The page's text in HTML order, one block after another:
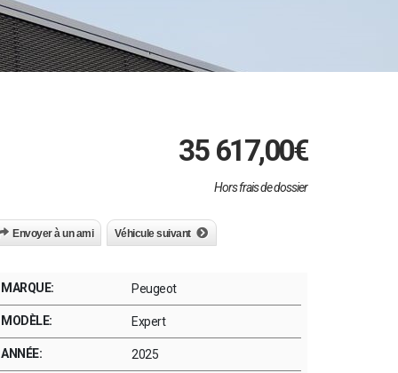
35 617,00€
Hors frais de dossier
Envoyer à un ami Véhicule suivant
MARQUE: Peugeot
MODÈLE: Expert
ANNÉE: 2025